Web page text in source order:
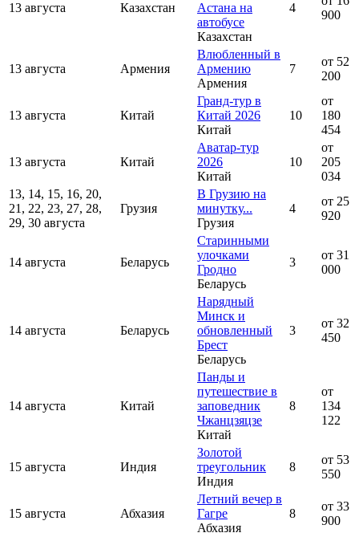
13 августа Казахстан
Астана на
автобусе
Казахстан
4
900
13 августа Армения
Влюбленный в
Армению
Армения
7
от 52
200
13 августа Китай
Гранд-тур в
Китай 2026
Китай
10
от
180
454
13 августа Китай
Аватар-тур
2026
Китай
10
от
205
034
13, 14, 15, 16, 20,
21, 22, 23, 27, 28,
29, 30 августа
Грузия
В Грузию на
минутку...
Грузия
4
от 25
920
14 августа Беларусь
Старинными
улочками
Гродно
Беларусь
3
от 31
000
14 августа Беларусь
Нарядный
Минск и
обновленный
Брест
Беларусь
3
от 32
450
14 августа Китай
Панды и
путешествие в
заповедник
Чжанцзяцзе
Китай
8
от
134
122
15 августа Индия
Золотой
треугольник
Индия
8
от 53
550
15 августа Абхазия
Летний вечер в
Гагре
Абхазия
8
от 33
900